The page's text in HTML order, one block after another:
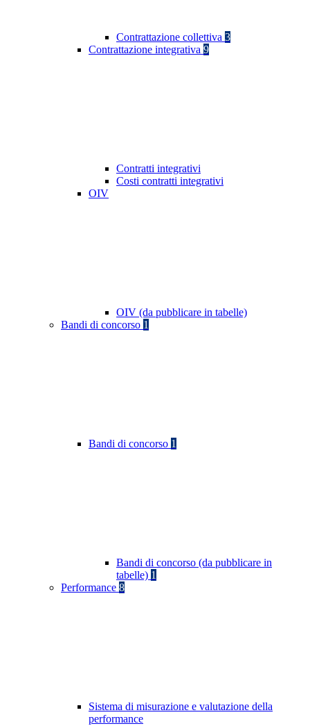
Contrattazione collettiva 3
Contrattazione integrativa 9
Contratti integrativi
Costi contratti integrativi
OIV
OIV (da pubblicare in tabelle)
Bandi di concorso 1
Bandi di concorso 1
Bandi di concorso (da pubblicare in
tabelle) 1
Performance 8
Sistema di misurazione e valutazione della
performance